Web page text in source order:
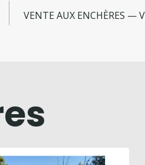
VENTE AUX ENCHÈRES